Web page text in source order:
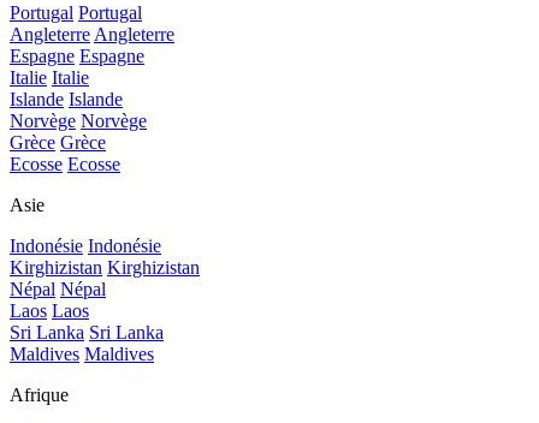
Portugal Portugal
Angleterre Angleterre
Espagne Espagne
Italie Italie
Islande Islande
Norvège Norvège
Grèce Grèce
Ecosse Ecosse
Asie
Indonésie Indonésie
Kirghizistan Kirghizistan
Népal Népal
Laos Laos
Sri Lanka Sri Lanka
Maldives Maldives
Afrique